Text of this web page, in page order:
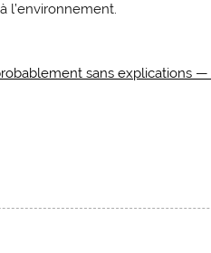
l’environnement.
sans explications —